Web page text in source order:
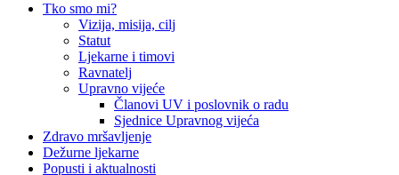
Tko smo mi?
Vizija, misija, cilj
Statut
Ljekarne i timovi
Ravnatelj
Upravno vijeće
Članovi UV i poslovnik o radu
Sjednice Upravnog vijeća
Zdravo mršavljenje
Dežurne ljekarne
Popusti i aktualnosti